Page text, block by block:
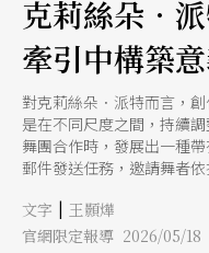
克莉絲朵．
牽引中構築意
對克莉絲朵．派特而言，
是在不同尺度之間，持續
舞團合作時，發展出一種
郵件發送任務，邀請舞者
形。這種被舞者稱為「21
限於單一排練空間，而成
文字 | 王顥燁
官網限定報導 2026/05/18